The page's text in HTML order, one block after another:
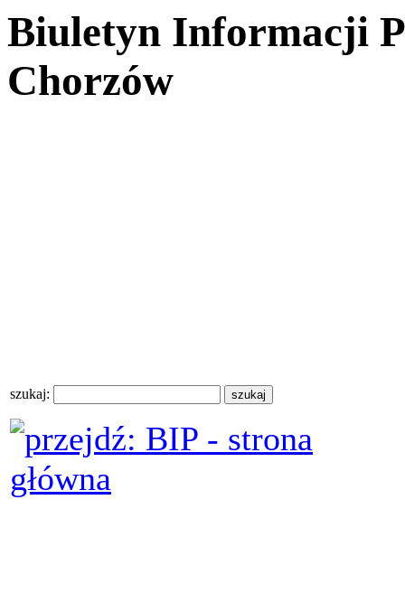
Biuletyn Informacji
Chorzów
szukaj: